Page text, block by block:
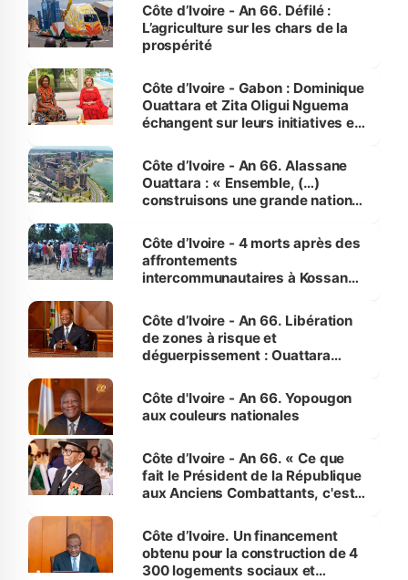
Côte d’Ivoire - An 66. Défilé :
L’agriculture sur les chars de la
prospérité
Côte d’Ivoire - Gabon : Dominique
Ouattara et Zita Oligui Nguema
échangent sur leurs initiatives en
enfants
Côte d’Ivoire - An 66. Alassane
Ouattara : « Ensemble, (…)
construisons une grande nation
générations futures »
Côte d’Ivoire - 4 morts après des
affrontements
intercommunautaires à Kossandji
milieu des sinistrés
Côte d’Ivoire - An 66. Libération
de zones à risque et
déguerpissement : Ouattara
l'Etat de droit pour préserver les
vies humaines »
Côte d'Ivoire - An 66. Yopougon
aux couleurs nationales
Côte d’Ivoire - An 66. « Ce que
fait le Président de la République
aux Anciens Combattants, c'est
Côte d’Ivoire. Un financement
obtenu pour la construction de 4
300 logements sociaux et